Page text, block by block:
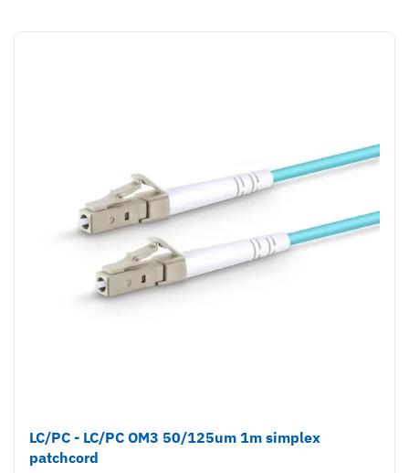
LC/PC - LC/PC OM3 50/125um 1m simplex
patchcord